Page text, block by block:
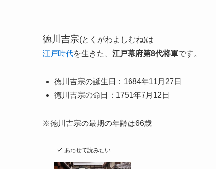
徳川吉宗(とくがわよしむね)は
江戸時代を生きた、 江戸幕府第8代将軍です。
徳川吉宗の誕生日：1684年11月27日
徳川吉宗の命日：1751年7月12日
※徳川吉宗の最期の年齢は66歳
あわせて読みたい